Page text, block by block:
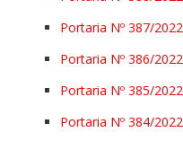
Portaria Nº 387/2022
Portaria Nº 386/2022
Portaria Nº 385/2022
Portaria Nº 384/2022